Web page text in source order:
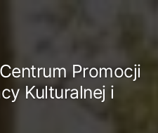
Promocji
Kulturalnej i